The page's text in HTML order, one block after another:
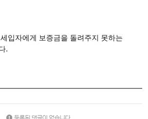
입자에게 보증금을 돌려주지 못하는
.